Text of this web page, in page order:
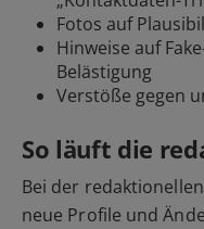
Fotos auf
Hinweise auf
Belästigung
Verstöße gegen
So läuft die
Bei der
neue Profile und